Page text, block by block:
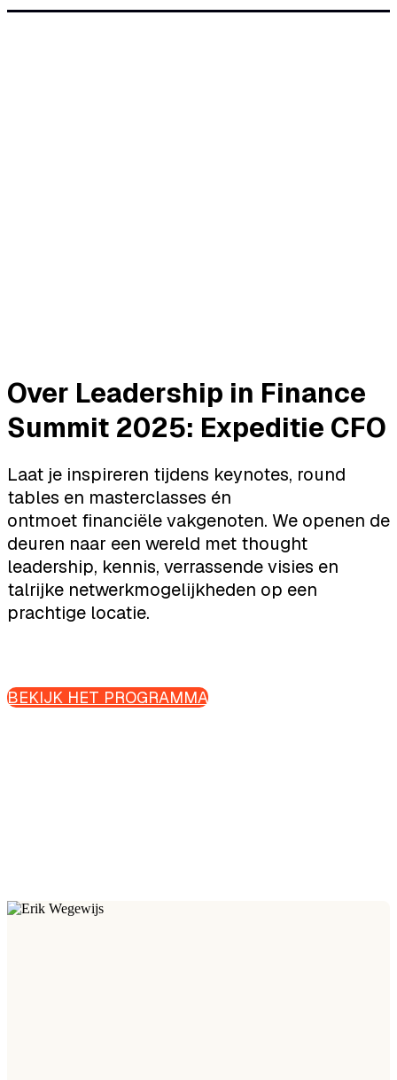
Over Leadership in Finance
Summit 2025: Expeditie CFO
Laat je inspireren tijdens keynotes, round
tables en masterclasses én
ontmoet financiële vakgenoten. We openen de
deuren naar een wereld met thought
leadership, kennis, verrassende visies en
talrijke netwerkmogelijkheden op een
prachtige locatie.
BEKIJK HET PROGRAMMA